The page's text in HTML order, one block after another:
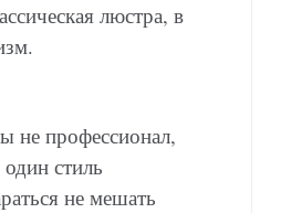
люстра, в
не профессионал,
стиль
не мешать